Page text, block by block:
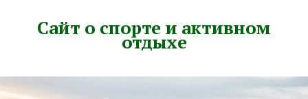
Сайт о спорте и активном
отдыхе